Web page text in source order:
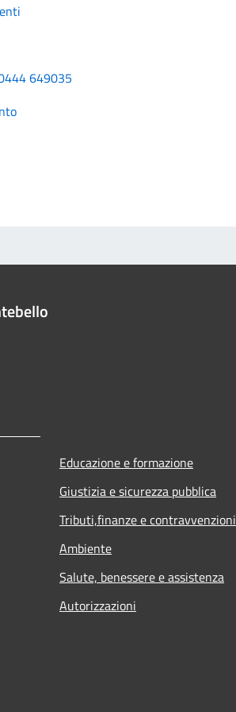
649035
Educazione e formazione
Giustizia e sicurezza pubblica
Tributi,finanze e contravvenzioni
Ambiente
Salute, benessere e assistenza
Autorizzazioni